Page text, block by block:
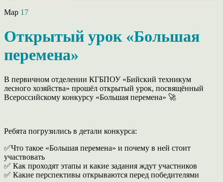
Мар 17
Открытый урок «Большая
перемена»
В первичном отделении КГБПОУ «Бийский техникум
лесного хозяйства» прошёл открытый урок, посвящённый
Всероссийскому конкурсу «Большая перемена» 🚀
Ребята погрузились в детали конкурса:
✅Что такое «Большая перемена» и почему в ней стоит
участвовать
✅ Как проходят этапы и какие задания ждут участников
✅ Какие перспективы открываются перед победителями